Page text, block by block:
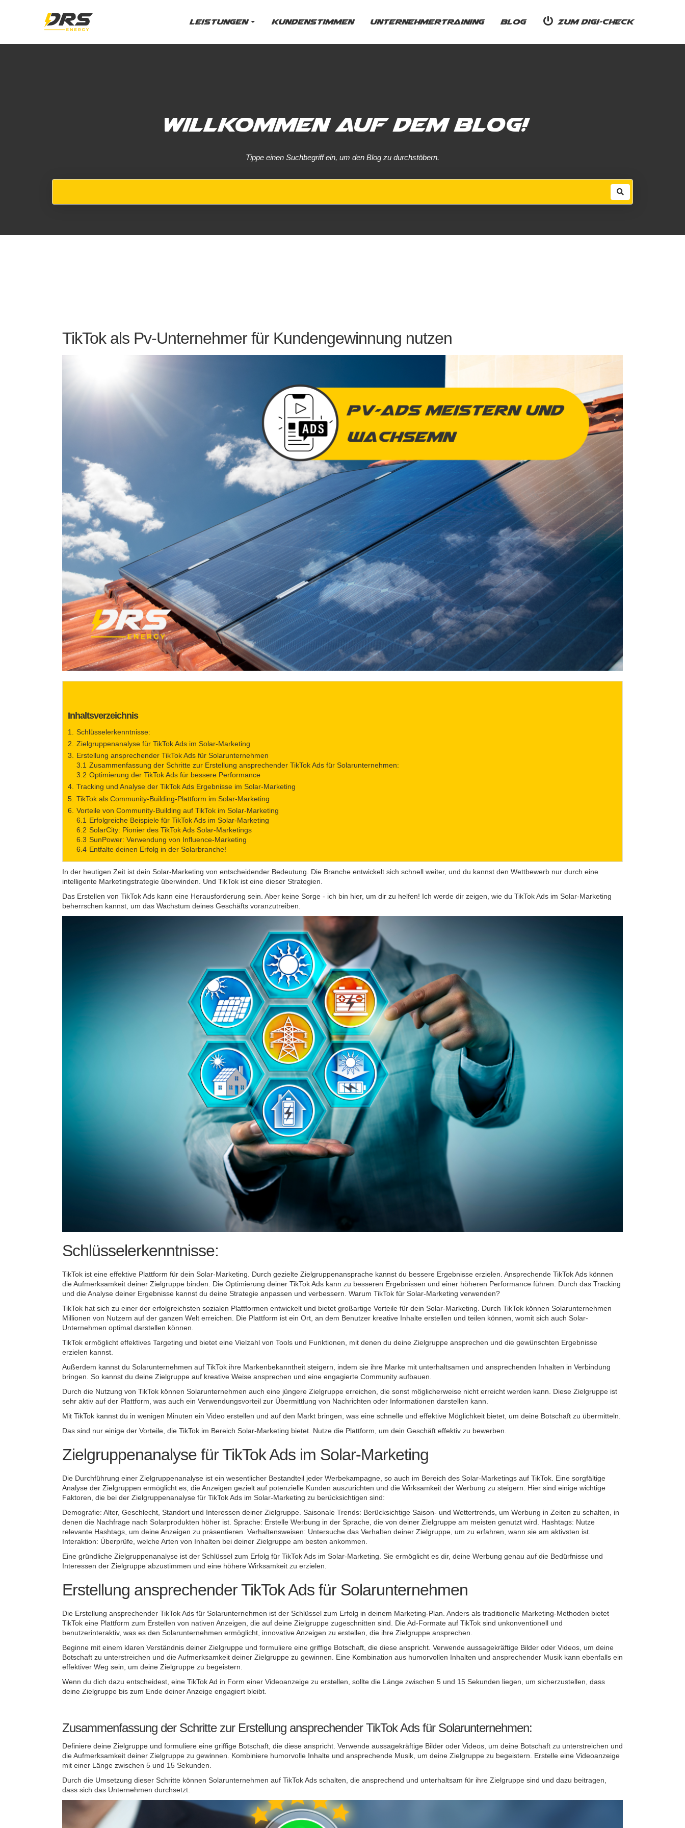
Leistungen Kundenstimmen Unternehmertraining Blog Zum Digi-Check
Willkommen auf dem Blog!
Tippe einen Suchbegriff ein, um den Blog zu durchstöbern.
TikTok als Pv-Unternehmer für Kundengewinnung nutzen
Inhaltsverzeichnis
Schlüsselerkenntnisse:
Zielgruppenanalyse für TikTok Ads im Solar-Marketing
Erstellung ansprechender TikTok Ads für Solarunternehmen
Zusammenfassung der Schritte zur Erstellung ansprechender TikTok Ads für Solarunternehmen:
Optimierung der TikTok Ads für bessere Performance
Tracking und Analyse der TikTok Ads Ergebnisse im Solar-Marketing
TikTok als Community-Building-Plattform im Solar-Marketing
Vorteile von Community-Building auf TikTok im Solar-Marketing
Erfolgreiche Beispiele für TikTok Ads im Solar-Marketing
SolarCity: Pionier des TikTok Ads Solar-Marketings
SunPower: Verwendung von Influence-Marketing
Entfalte deinen Erfolg in der Solarbranche!
In der heutigen Zeit ist dein Solar-Marketing von entscheidender Bedeutung. Die Branche entwickelt sich schnell weiter, und du kannst den Wettbewerb nur durch eine
intelligente Marketingstrategie überwinden. Und TikTok ist eine dieser Strategien.
Das Erstellen von TikTok Ads kann eine Herausforderung sein. Aber keine Sorge - ich bin hier, um dir zu helfen! Ich werde dir zeigen, wie du TikTok Ads im Solar-Marketing
beherrschen kannst, um das Wachstum deines Geschäfts voranzutreiben.
Schlüsselerkenntnisse:
TikTok ist eine effektive Plattform für dein Solar-Marketing. Durch gezielte Zielgruppenansprache kannst du bessere Ergebnisse erzielen. Ansprechende TikTok Ads können
die Aufmerksamkeit deiner Zielgruppe binden. Die Optimierung deiner TikTok Ads kann zu besseren Ergebnissen und einer höheren Performance führen. Durch das Tracking
und die Analyse deiner Ergebnisse kannst du deine Strategie anpassen und verbessern. Warum TikTok für Solar-Marketing verwenden?
TikTok hat sich zu einer der erfolgreichsten sozialen Plattformen entwickelt und bietet großartige Vorteile für dein Solar-Marketing. Durch TikTok können Solarunternehmen
Millionen von Nutzern auf der ganzen Welt erreichen. Die Plattform ist ein Ort, an dem Benutzer kreative Inhalte erstellen und teilen können, womit sich auch Solar-
Unternehmen optimal darstellen können.
TikTok ermöglicht effektives Targeting und bietet eine Vielzahl von Tools und Funktionen, mit denen du deine Zielgruppe ansprechen und die gewünschten Ergebnisse
erzielen kannst.
Außerdem kannst du Solarunternehmen auf TikTok ihre Markenbekanntheit steigern, indem sie ihre Marke mit unterhaltsamen und ansprechenden Inhalten in Verbindung
bringen. So kannst du deine Zielgruppe auf kreative Weise ansprechen und eine engagierte Community aufbauen.
Durch die Nutzung von TikTok können Solarunternehmen auch eine jüngere Zielgruppe erreichen, die sonst möglicherweise nicht erreicht werden kann. Diese Zielgruppe ist
sehr aktiv auf der Plattform, was auch ein Verwendungsvorteil zur Übermittlung von Nachrichten oder Informationen darstellen kann.
Mit TikTok kannst du in wenigen Minuten ein Video erstellen und auf den Markt bringen, was eine schnelle und effektive Möglichkeit bietet, um deine Botschaft zu übermitteln.
Das sind nur einige der Vorteile, die TikTok im Bereich Solar-Marketing bietet. Nutze die Plattform, um dein Geschäft effektiv zu bewerben.
Zielgruppenanalyse für TikTok Ads im Solar-Marketing
Die Durchführung einer Zielgruppenanalyse ist ein wesentlicher Bestandteil jeder Werbekampagne, so auch im Bereich des Solar-Marketings auf TikTok. Eine sorgfältige
Analyse der Zielgruppen ermöglicht es, die Anzeigen gezielt auf potenzielle Kunden auszurichten und die Wirksamkeit der Werbung zu steigern. Hier sind einige wichtige
Faktoren, die bei der Zielgruppenanalyse für TikTok Ads im Solar-Marketing zu berücksichtigen sind:
Demografie: Alter, Geschlecht, Standort und Interessen deiner Zielgruppe. Saisonale Trends: Berücksichtige Saison- und Wettertrends, um Werbung in Zeiten zu schalten, in
denen die Nachfrage nach Solarprodukten höher ist. Sprache: Erstelle Werbung in der Sprache, die von deiner Zielgruppe am meisten genutzt wird. Hashtags: Nutze
relevante Hashtags, um deine Anzeigen zu präsentieren. Verhaltensweisen: Untersuche das Verhalten deiner Zielgruppe, um zu erfahren, wann sie am aktivsten ist.
Interaktion: Überprüfe, welche Arten von Inhalten bei deiner Zielgruppe am besten ankommen.
Eine gründliche Zielgruppenanalyse ist der Schlüssel zum Erfolg für TikTok Ads im Solar-Marketing. Sie ermöglicht es dir, deine Werbung genau auf die Bedürfnisse und
Interessen der Zielgruppe abzustimmen und eine höhere Wirksamkeit zu erzielen.
Erstellung ansprechender TikTok Ads für Solarunternehmen
Die Erstellung ansprechender TikTok Ads für Solarunternehmen ist der Schlüssel zum Erfolg in deinem Marketing-Plan. Anders als traditionelle Marketing-Methoden bietet
TikTok eine Plattform zum Erstellen von nativen Anzeigen, die auf deine Zielgruppe zugeschnitten sind. Die Ad-Formate auf TikTok sind unkonventionell und
benutzerinteraktiv, was es den Solarunternehmen ermöglicht, innovative Anzeigen zu erstellen, die ihre Zielgruppe ansprechen.
Beginne mit einem klaren Verständnis deiner Zielgruppe und formuliere eine griffige Botschaft, die diese anspricht. Verwende aussagekräftige Bilder oder Videos, um deine
Botschaft zu unterstreichen und die Aufmerksamkeit deiner Zielgruppe zu gewinnen. Eine Kombination aus humorvollen Inhalten und ansprechender Musik kann ebenfalls ein
effektiver Weg sein, um deine Zielgruppe zu begeistern.
Wenn du dich dazu entscheidest, eine TikTok Ad in Form einer Videoanzeige zu erstellen, sollte die Länge zwischen 5 und 15 Sekunden liegen, um sicherzustellen, dass
deine Zielgruppe bis zum Ende deiner Anzeige engagiert bleibt.
Zusammenfassung der Schritte zur Erstellung ansprechender TikTok Ads für Solarunternehmen:
Definiere deine Zielgruppe und formuliere eine griffige Botschaft, die diese anspricht. Verwende aussagekräftige Bilder oder Videos, um deine Botschaft zu unterstreichen und
die Aufmerksamkeit deiner Zielgruppe zu gewinnen. Kombiniere humorvolle Inhalte und ansprechende Musik, um deine Zielgruppe zu begeistern. Erstelle eine Videoanzeige
mit einer Länge zwischen 5 und 15 Sekunden.
Durch die Umsetzung dieser Schritte können Solarunternehmen auf TikTok Ads schalten, die ansprechend und unterhaltsam für ihre Zielgruppe sind und dazu beitragen,
dass sich das Unternehmen durchsetzt.